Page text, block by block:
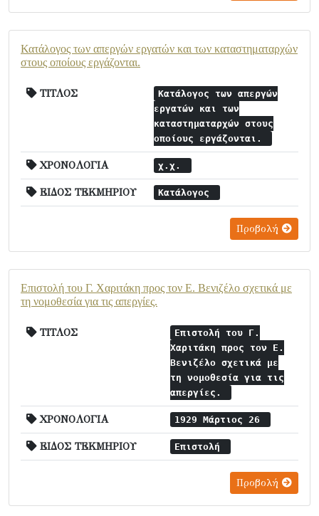
Κατάλογος των απεργών εργατών και των καταστηματαρχών
στους οποίους εργάζονται.
ΤΙΤΛΟΣ
Κατάλογος των απεργών
εργατών και των
καταστηματαρχών στους
οποίους εργάζονται.
ΧΡΟΝΟΛΟΓΙΑ χ.χ.
ΕΙΔΟΣ ΤΕΚΜΗΡΙΟΥ Κατάλογος
Προβολή
Επιστολή του Γ. Χαριτάκη προς τον Ε. Βενιζέλο σχετικά με
τη νομοθεσία για τις απεργίες.
ΤΙΤΛΟΣ
Επιστολή του Γ.
Χαριτάκη προς τον Ε.
Βενιζέλο σχετικά με
τη νομοθεσία για τις
απεργίες.
ΧΡΟΝΟΛΟΓΙΑ 1929 Μάρτιος 26
ΕΙΔΟΣ ΤΕΚΜΗΡΙΟΥ Επιστολή
Προβολή